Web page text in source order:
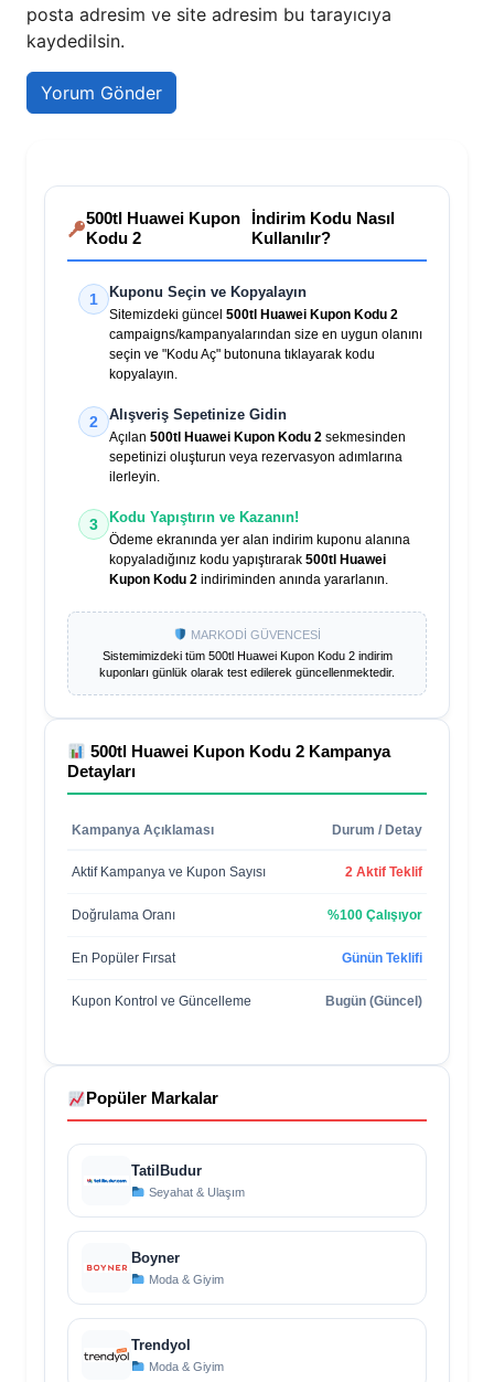
posta adresim ve site adresim bu tarayıcıya
kaydedilsin.
500tl Huawei Kupon
Kodu 2
İndirim Kodu Nasıl
Kullanılır?
1 Kuponu Seçin ve Kopyalayın
Sitemizdeki güncel 500tl Huawei Kupon Kodu 2
campaigns/kampanyalarından size en uygun olanını
seçin ve "Kodu Aç" butonuna tıklayarak kodu
kopyalayın.
2 Alışveriş Sepetinize Gidin
Açılan 500tl Huawei Kupon Kodu 2 sekmesinden
sepetinizi oluşturun veya rezervasyon adımlarına
ilerleyin.
3 Kodu Yapıştırın ve Kazanın!
Ödeme ekranında yer alan indirim kuponu alanına
kopyaladığınız kodu yapıştırarak 500tl Huawei
Kupon Kodu 2 indiriminden anında yararlanın.
MARKODİ GÜVENCESİ
Sistemimizdeki tüm 500tl Huawei Kupon Kodu 2indirim
kuponları günlük olarak test edilerek güncellenmektedir.
500tl Huawei Kupon Kodu 2 Kampanya
Detayları
Kampanya Açıklaması Durum / Detay
Aktif Kampanya ve Kupon Sayısı 2 Aktif Teklif
Doğrulama Oranı %100 Çalışıyor
En Popüler Fırsat Günün Teklifi
Kupon Kontrol ve Güncelleme Bugün (Güncel)
Popüler Markalar
TatilBudur
Seyahat & Ulaşım
Boyner
Moda & Giyim
Trendyol
Moda & Giyim